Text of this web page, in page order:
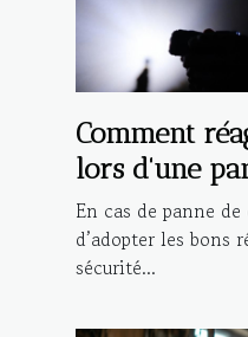
Comment
lors d'une
?
En cas de panne
d’adopter les bons
sécurité...